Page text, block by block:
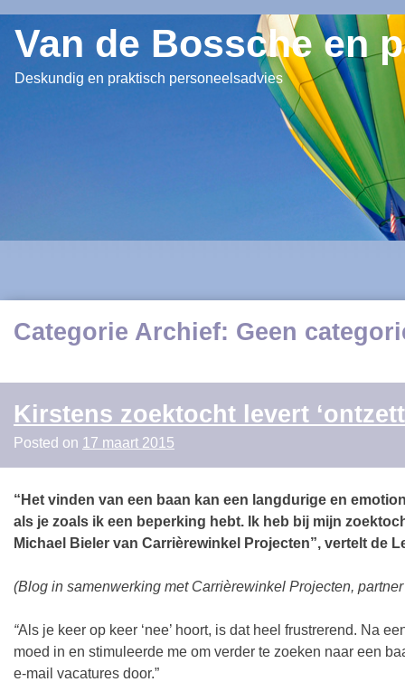
Van de Bossche en
Deskundig en praktisch personeelsadvies
Menu
Skip to content
Categorie Archief: Geen
Kirstens zoektocht levert
Posted on 17 maart 2015
“Het vinden van een baan kan een langdurige en
als je zoals ik een beperking hebt. Ik heb bij mijn
Michael Bieler van Carrièrewinkel Projecten”, vertelt de
(Blog in samenwerking met Carrièrewinkel Projecten,
“Als je keer op keer ‘nee’ hoort, is dat heel frustrerend. Na
moed in en stimuleerde me om verder te zoeken naar een
e-mail vacatures door.”